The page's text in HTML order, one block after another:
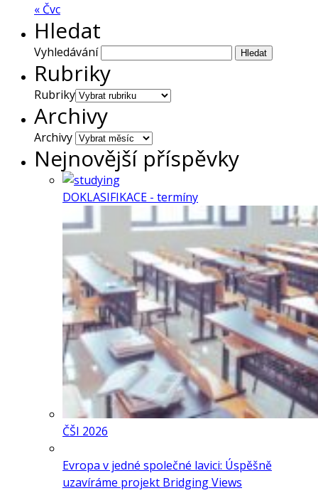
« Čvc
Hledat
Vyhledávání
Rubriky
Rubriky
Archivy
Archivy
Nejnovější příspěvky
DOKLASIFIKACE - termíny
ČŠI 2026
Evropa v jedné společné lavici: Úspěšně
uzavíráme projekt Bridging Views